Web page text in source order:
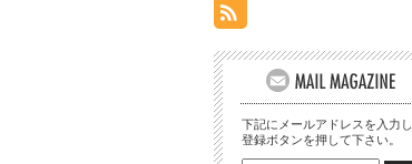
下記にメールアドレスを入力し
登録ボタンを押して下さい。